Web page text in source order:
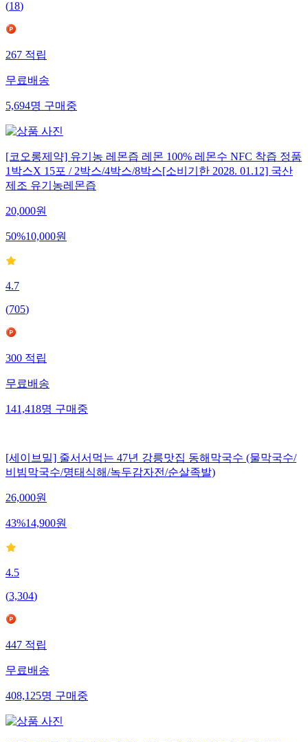
(18)
267적립
무료배송
5,694명구매중
[코오롱제약] 유기농 레몬즙 레몬 100% 레몬수 NFC 착즙 정품
1박스X 15포 / 2박스/4박스/8박스[소비기한 2028. 01.12] 국산
제조 유기농레몬즙
20,000원
50%10,000원
4.7
(705)
300적립
무료배송
141,418명구매중
[세이브밀] 줄서서먹는 47년 강릉맛집 동해막국수 (물막국수/
비빔막국수/명태식해/녹두감자전/순살족발)
26,000원
43%14,900원
4.5
(3,304)
447적립
무료배송
408,125명구매중